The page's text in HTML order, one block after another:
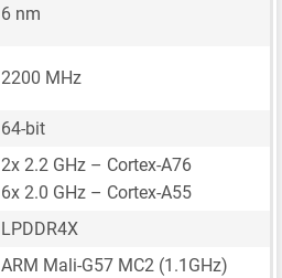
6 nm
2200 MHz
64-bit
2x 2.2 GHz – Cortex-A76
6x 2.0 GHz – Cortex-A55
LPDDR4X
ARM Mali-G57 MC2 (1.1GHz)